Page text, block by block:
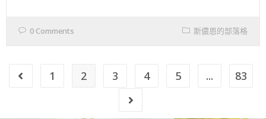
0 Comments 斯儂恩的部落格
1 2 3 4 5 ... 83